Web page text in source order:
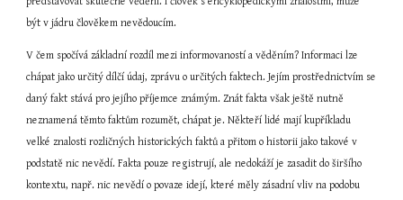
být v jádru člověkem nevědoucím.
V čem spočívá základní rozdíl mezi informovaností a věděním? Informaci lze
chápat jako určitý dílčí údaj, zprávu o určitých faktech. Jejím prostřednictvím se
daný fakt stává pro jejího příjemce známým. Znát fakta však ještě nutně
neznamená těmto faktům rozumět, chápat je. Někteří lidé mají kupříkladu
velké znalosti rozličných historických faktů a přitom o historii jako takové v
podstatě nic nevědí. Fakta pouze registrují, ale nedokáží je zasadit do širšího
kontextu, např. nic nevědí o povaze idejí, které měly zásadní vliv na podobu